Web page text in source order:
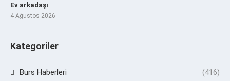
Ev arkadaşı
4 Ağustos 2026
Kategoriler
Burs Haberleri (416)